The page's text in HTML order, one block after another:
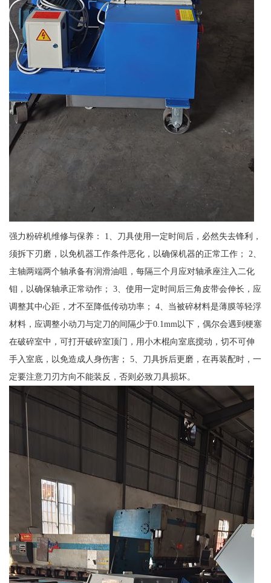
强力粉碎机维修与保养： 1、刀具使用一定时间后，必然失去锋利，
须拆下刃磨，以免机器工作条件恶化，以确保机器的正常工作； 2、
主轴两端两个轴承备有润滑油咀，每隔三个月应对轴承座注入二化
钼，以确保轴承正常动作； 3、使用一定时间后三角皮带会伸长，应
调整其中心距，才不至降低传动功率； 4、当被碎材料是薄膜等轻浮
材料，应调整小动刀与定刀的间隔少于0.1mm以下，偶尔会遇到梗塞
在破碎室中，可打开破碎室顶门，用小木棍向室底搅动，切不可伸
手入室底，以免造成人身伤害； 5、刀具拆后更磨，在再装配时，一
定要注意刀刃方向不能装反，否则必致刀具损坏。